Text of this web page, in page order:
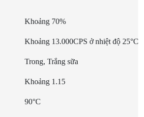
Khoảng 70%
Khoảng 13.000CPS ở nhiệt độ 25°C
Trong, Trắng sữa
Khoảng 1.15
90°C